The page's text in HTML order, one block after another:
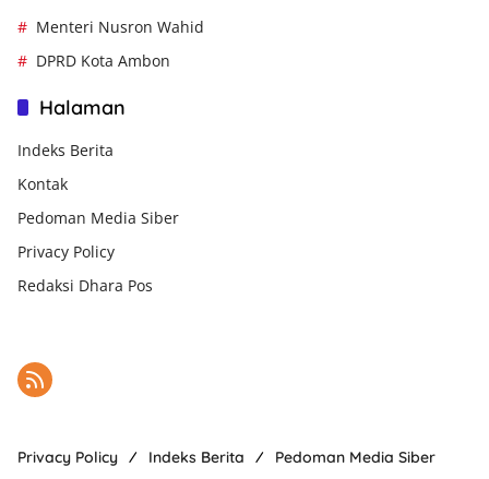
Menteri Nusron Wahid
DPRD Kota Ambon
Halaman
Indeks Berita
Kontak
Pedoman Media Siber
Privacy Policy
Redaksi Dhara Pos
Privacy Policy Indeks Berita Pedoman Media Siber